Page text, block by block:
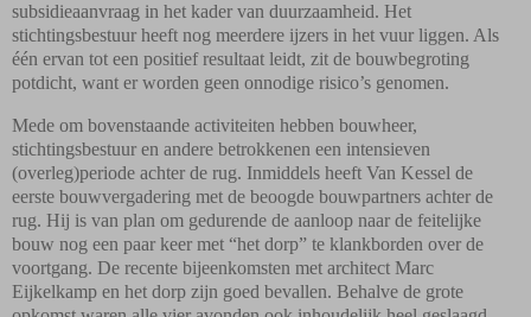
subsidieaanvraag in het kader van duurzaamheid. Het
stichtingsbestuur heeft nog meerdere ijzers in het vuur liggen. Als
één ervan tot een positief resultaat leidt, zit de bouwbegroting
potdicht, want er worden geen onnodige risico’s genomen.
Mede om bovenstaande activiteiten hebben bouwheer,
stichtingsbestuur en andere betrokkenen een intensieven
(overleg)periode achter de rug. Inmiddels heeft Van Kessel de
eerste bouwvergadering met de beoogde bouwpartners achter de
rug. Hij is van plan om gedurende de aanloop naar de feitelijke
bouw nog een paar keer met “het dorp” te klankborden over de
voortgang. De recente bijeenkomsten met architect Marc
Eijkelkamp en het dorp zijn goed bevallen. Behalve de grote